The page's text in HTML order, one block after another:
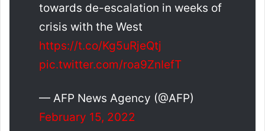
towards de-escalation in weeks of
crisis with the West
https://t.co/Kg5uRjeQtj
pic.twitter.com/roa9ZnIefT
— AFP News Agency (@AFP)
February 15, 2022